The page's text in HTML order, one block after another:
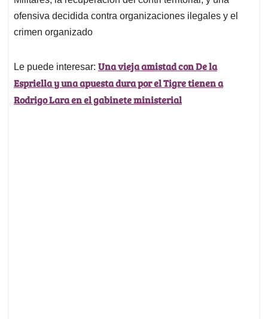
ofensiva decidida contra organizaciones ilegales y el
crimen organizado
Le puede interesar: Una vieja amistad con De la
Espriella y una apuesta dura por el Tigre tienen a
Rodrigo Lara en el gabinete ministerial